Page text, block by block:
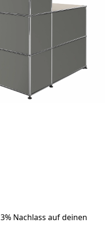
3% Nachlass auf deinen